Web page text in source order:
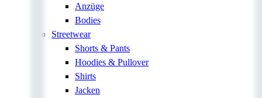
Anzüge
Bodies
Streetwear
Shorts & Pants
Hoodies & Pullover
Shirts
Jacken